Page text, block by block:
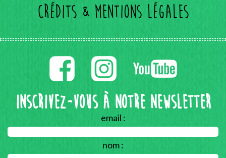
Crédits & mentions légales
Inscrivez-vous à notre Newsletter
email :
nom :